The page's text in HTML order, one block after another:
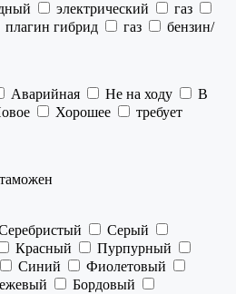
электрический
газ
плагин гибрид газ
бензин/
Аварийная Не на ходу
В
Хорошее
требует
Серый
Красный
Пурпурный
Синий
Фиолетовый
Бордовый